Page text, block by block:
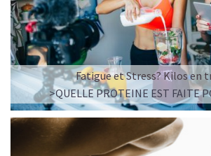
Fatigue et Stress? Kilos en
>QUELLE PROTEINE EST FAITE